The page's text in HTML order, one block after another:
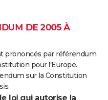
DE 2005 À
prononcés par référendum
pour l'Europe.
sur la Constitution
loi qui autorise la